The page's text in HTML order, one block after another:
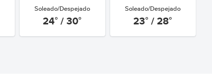
Soleado/Despejado
24° / 30°
Soleado/Despejado
23° / 28°